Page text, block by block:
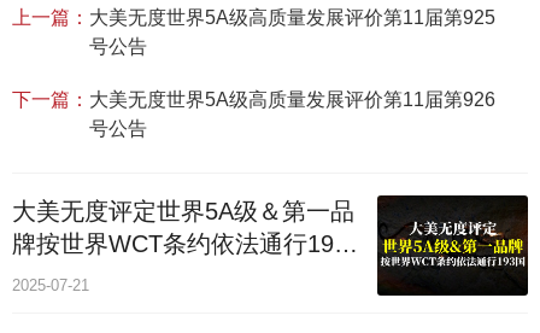
上一篇： 大美无度世界5A级高质量发展评价第11届第925
号公告
下一篇： 大美无度世界5A级高质量发展评价第11届第926
号公告
大美无度评定世界5A级＆第一品
牌按世界WCT条约依法通行193
个国家
2025-07-21